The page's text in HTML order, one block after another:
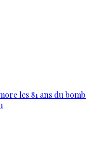
les 81 ans du